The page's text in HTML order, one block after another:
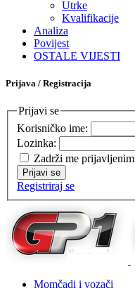
Utrke
Kvalifikacije
Analiza
Povijest
OSTALE VIJESTI
Prijava / Registracija
Prijavi se
Korisničko ime:
Lozinka:
Zadrži me prijavljenim
Prijavi se
Registriraj se
Momčadi i vozači